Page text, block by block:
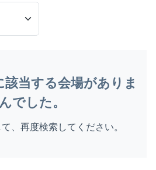
該当する会場がありま
でした。
、再度検索してください。